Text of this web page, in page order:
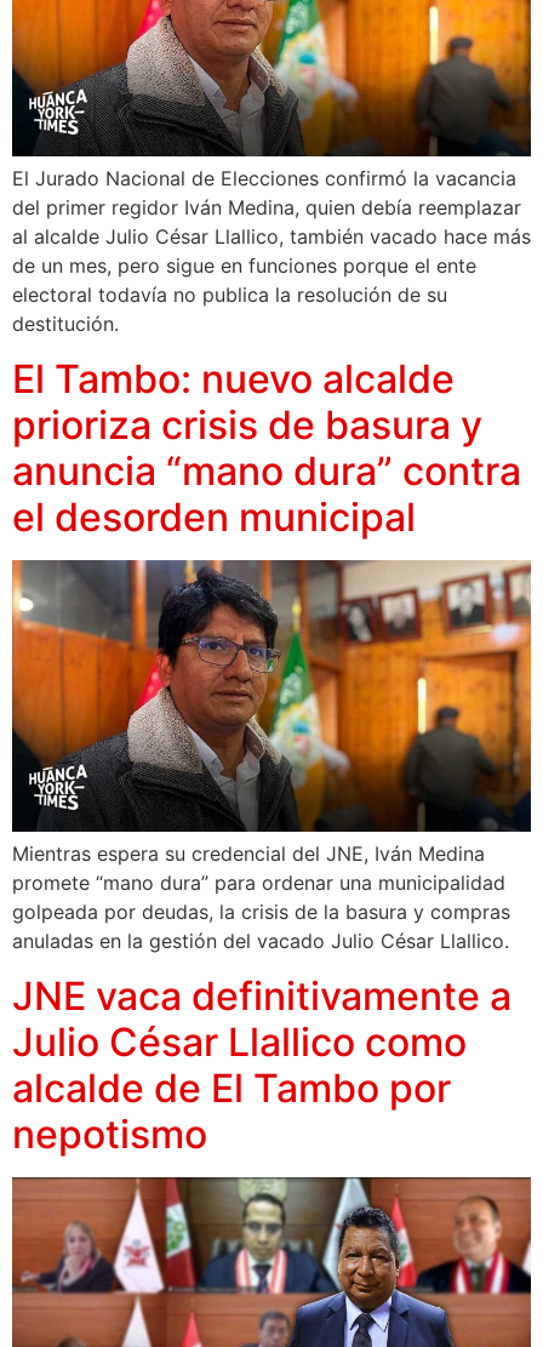
El Jurado Nacional de Elecciones confirmó la vacancia
del primer regidor Iván Medina, quien debía reemplazar
al alcalde Julio César Llallico, también vacado hace más
de un mes, pero sigue en funciones porque el ente
electoral todavía no publica la resolución de su
destitución.
El Tambo: nuevo alcalde
prioriza crisis de basura y
anuncia “mano dura” contra
el desorden municipal
Mientras espera su credencial del JNE, Iván Medina
promete “mano dura” para ordenar una municipalidad
golpeada por deudas, la crisis de la basura y compras
anuladas en la gestión del vacado Julio César Llallico.
JNE vaca definitivamente a
Julio César Llallico como
alcalde de El Tambo por
nepotismo